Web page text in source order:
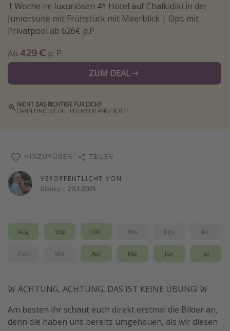
Reisethemen
Alle Reisethemen
Wellnessurlaub
Disneyland Paris
Wochenendtrip
Gruppenreisen
Hotels in Hamburg
Hotels in Amsterdam
Weitere Themen
Rundreisen in Thailand
Bahnreisen in der Schweiz
Reisepassfreie Reiseziele
1 Woche im luxuriösen 4* Hotel auf Chalkidiki in der
Juniorsuite mit Frühstück mit Meerblick | Opt. mit
Privatpool ab 626€ p.P.
Ab 429 € p. P.
ZUM DEAL
NICHT DAS RICHTIGE FÜR DICH?
DANN FINDEST DU HIER MEHR ANGEBOTE!
VERÖFFENTLICHT VON
Bianka · 20.1.2025
HINZUFÜGEN TEILEN
Aug Sep Okt Nov Dez Jan
Feb Mär Apr Mai Jun Jul
🚨 ACHTUNG, ACHTUNG, DAS IST KEINE ÜBUNG! 🚨
Am besten ihr schaut euch direkt erstmal die Bilder an,
denn die haben uns bereits umgehauen, als wir diesen